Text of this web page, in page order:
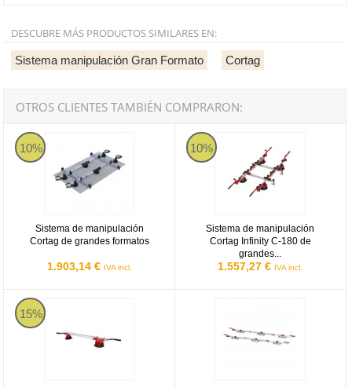
DESCUBRE MÁS PRODUCTOS SIMILARES EN:
Sistema manipulación Gran Formato Cortag
OTROS CLIENTES TAMBIÉN COMPRARON:
10%
Sistema de manipulación
Cortag de grandes formatos
1.903,14 € IVA incl.
Sistema de manipulación Cortag de grandes formatos
10%
Sistema de manipulación
Cortag Infinity C-180 de
grandes...
1.557,27 € IVA incl.
Sistema de manipulación Cortag
15%
SLAB TRANS MINI de Rubi - Sistema de Transporte para